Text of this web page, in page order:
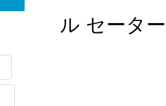
ル セータ